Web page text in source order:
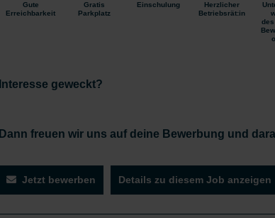
Gute
Erreichbarkeit
Gratis
Parkplatz
Einschulung
Herzlicher
Betriebsrät:in
Interesse geweckt?
Dann freuen wir uns auf deine Bewerbung und
Jetzt bewerben Details zu diesem Job anzeigen